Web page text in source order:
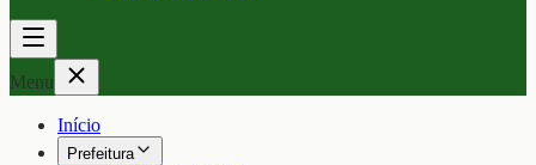
Menu
Início
Prefeitura